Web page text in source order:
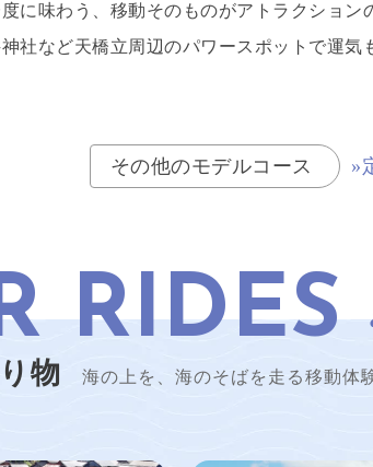
に味わう、移動そのものがアトラクション
社など天橋立周辺のパワースポットで運気
その他のモデルコース »
RIDES
物 海の上を、海のそばを走る移動体